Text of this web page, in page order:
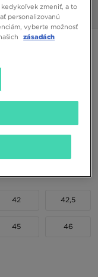
Video
42 42,5
45 46
zmeniť, a to
personalizovanú
vyberte možnosť
zásadách